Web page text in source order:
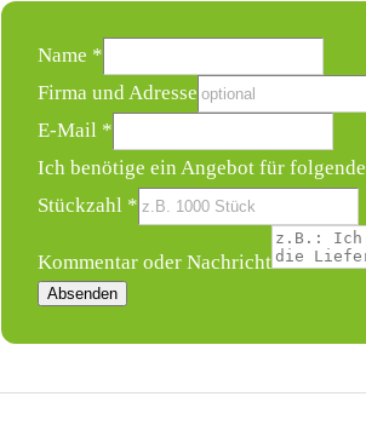
Name *
Stückzahl
Kommentar
Firma und Adresse
E-Mail *
Ich benötige ein Angebot für
Stückzahl *
Kommentar oder Nachricht
Absenden